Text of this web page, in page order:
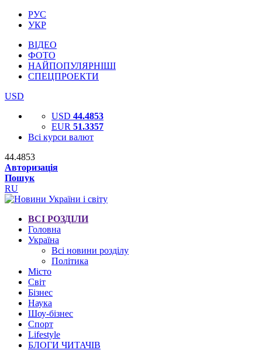
РУС
УКР
ВІДЕО
ФОТО
НАЙПОПУЛЯРНІШІ
СПЕЦПРОЕКТИ
USD
USD 44.4853
EUR 51.3357
Всі курси валют
44.4853
Авторизація
Пошук
RU
ВСІ РОЗДІЛИ
Головна
Україна
Всі новини розділу
Політика
Місто
Світ
Бізнес
Наука
Шоу-бізнес
Спорт
Lifestyle
БЛОГИ ЧИТАЧІВ